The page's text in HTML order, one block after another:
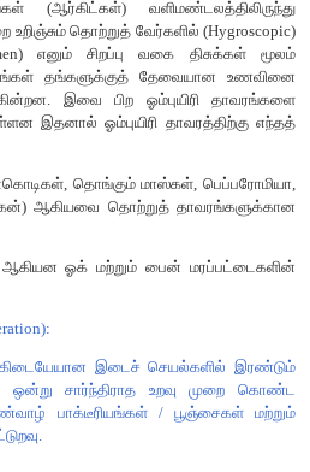
வெவ்வேறான சூரிய ஒளி,
பெறுகின்றன. இந்த
word region) அதிகத்
காரணமாகக் குறைவான
இரண்டு சூழல்
காணப்படும் எல்லை ஆகும்.
(Ecotone) பகுதியில்
இடையேயான